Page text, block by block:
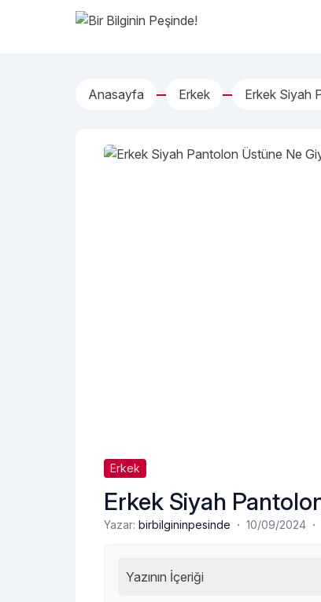
Bir Bilginin Peşinde!
Anasayfa Erkek Erkek Siyah
Erkek
Erkek Siyah
Yazar: birbilgininpesinde · 10/09/2024 ·
Yazının İçeriği